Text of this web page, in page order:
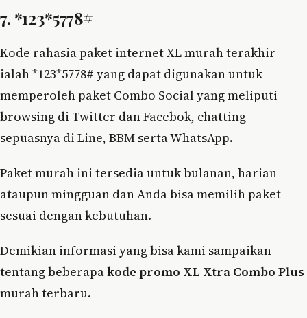
7. *123*5778#
Kode rahasia paket internet XL murah terakhir
ialah *123*5778# yang dapat digunakan untuk
memperoleh paket Combo Social yang meliputi
browsing di Twitter dan Facebok, chatting
sepuasnya di Line, BBM serta WhatsApp.
Paket murah ini tersedia untuk bulanan, harian
ataupun mingguan dan Anda bisa memilih paket
sesuai dengan kebutuhan.
Demikian informasi yang bisa kami sampaikan
tentang beberapakode promo XL Xtra Combo Plus
murah terbaru.